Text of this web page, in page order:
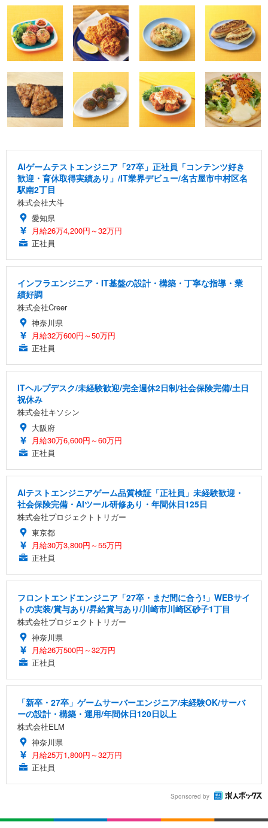
AIゲームテストエンジニア「27卒」正社員「コンテンツ好き
歓迎・育休取得実績あり」/IT業界デビュー/名古屋市中村区名
駅南2丁目
株式会社大斗
愛知県
月給26万4,200円～32万円
正社員
インフラエンジニア・IT基盤の設計・構築・丁寧な指導・業
績好調
株式会社Creer
神奈川県
月給32万600円～50万円
正社員
ITヘルプデスク/未経験歓迎/完全週休2日制/社会保険完備/土日
祝休み
株式会社キソシン
大阪府
月給30万6,600円～60万円
正社員
AIテストエンジニアゲーム品質検証「正社員」未経験歓迎・
社会保険完備・AIツール研修あり・年間休日125日
株式会社プロジェクトトリガー
東京都
月給30万3,800円～55万円
正社員
フロントエンドエンジニア「27卒・まだ間に合う!」WEBサイ
トの実装/賞与あり/昇給賞与あり/川崎市川崎区砂子1丁目
株式会社プロジェクトトリガー
神奈川県
月給26万500円～32万円
正社員
「新卒・27卒」ゲームサーバーエンジニア/未経験OK/サーバ
ーの設計・構築・運用/年間休日120日以上
株式会社ELM
神奈川県
月給25万1,800円～32万円
正社員
Sponsored by